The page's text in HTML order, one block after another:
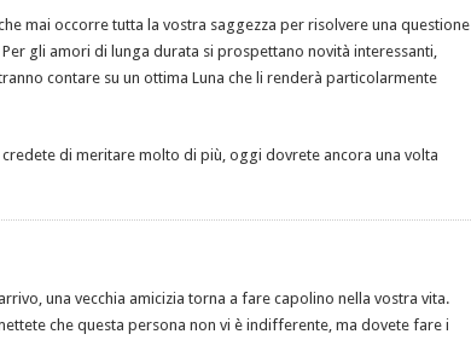
mai occorre tutta la vostra saggezza per risolvere una questione
gli amori di lunga durata si prospettano novità interessanti,
contare su un ottima Luna che li renderà particolarmente
credete di meritare molto di più, oggi dovrete ancora una volta
una vecchia amicizia torna a fare capolino nella vostra vita.
che questa persona non vi è indifferente, ma dovete fare i